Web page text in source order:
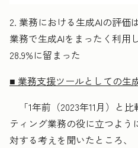
2. 業務における生成AIの評価
業務で生成AIをまったく利用
28.9%に留まった
■ 業務支援ツールとしての生
「1年前（2023年11月）と
ティング業務の役に立つよう
対する考えを聞いたところ、